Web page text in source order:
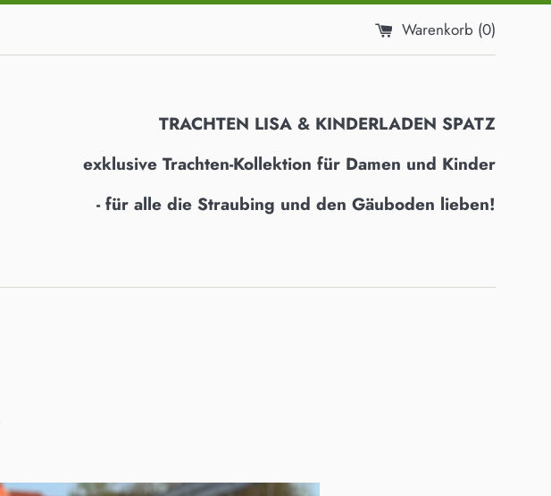
Warenkorb (0)
TRACHTEN LISA & KINDERLADEN SPATZ
exklusive Trachten-Kollektion für Damen und Kinder
- für alle die Straubing und den Gäuboden lieben!